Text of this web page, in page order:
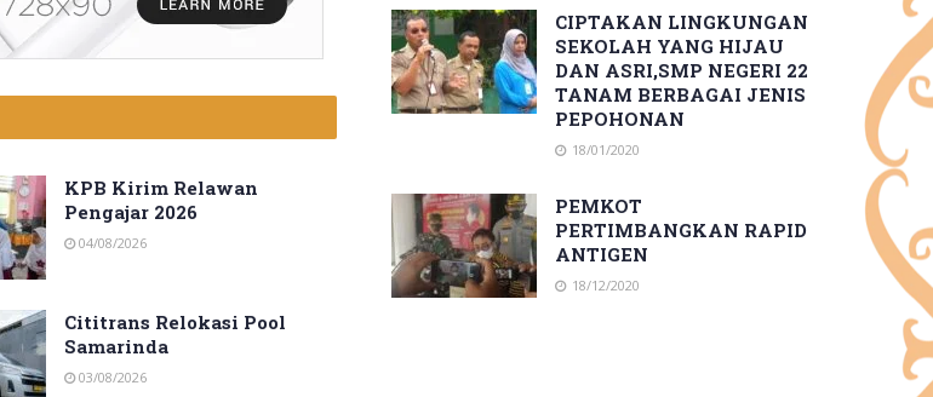
KPB Kirim Relawan
Pengajar 2026
04/08/2026
Cititrans Relokasi Pool
Samarinda
03/08/2026
CIPTAKAN LINGKUNGAN
SEKOLAH YANG HIJAU
DAN ASRI,SMP NEGERI 22
TANAM BERBAGAI JENIS
PEPOHONAN
18/01/2020
PEMKOT
PERTIMBANGKAN RAPID
ANTIGEN
18/12/2020